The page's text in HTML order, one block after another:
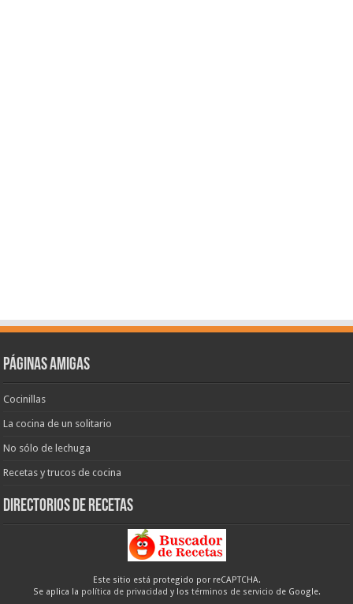
Páginas amigas
Cocinillas
La cocina de un solitario
No sólo de lechuga
Recetas y trucos de cocina
Directorios de recetas
Este sitio está protegido por reCAPTCHA.
Se aplica la política de privacidad y los términos de servicio de Google.